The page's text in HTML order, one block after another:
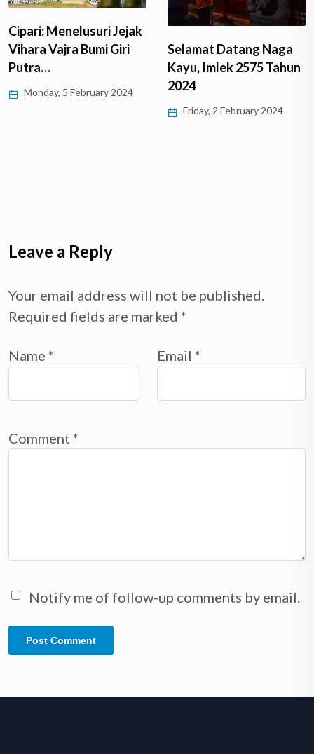
Cipari: Menelusuri Jejak
Vihara Vajra Bumi Giri
Putra…
Monday, 5 February 2024
Selamat Datang Naga
Kayu, Imlek 2575 Tahun
2024
Friday, 2 February 2024
Leave a Reply
Your email address will not be published.
Required fields are marked *
Name * Email *
Comment *
Notify me of follow-up comments by email.